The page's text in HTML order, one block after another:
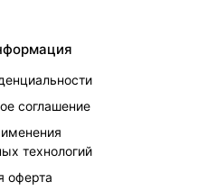
соглашение
технологий
оферта